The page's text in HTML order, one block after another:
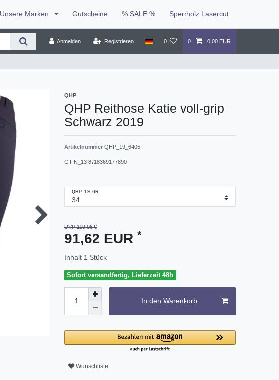
Unsere Marken Gutscheine % SALE % Sperrholz Lasercut
Anmelden Registrieren 0 0 0,00 EUR
QHP
QHP Reithose Katie voll-grip
Schwarz 2019
Artikelnummer QHP_19_6405
GTIN_13 8718369177890
QHP_19_GR.
UVP 119,95 €
91,62 EUR *
Inhalt 1 Stück
Sofort versandfertig, Lieferzeit 48h
In den Warenkorb
Wunschliste